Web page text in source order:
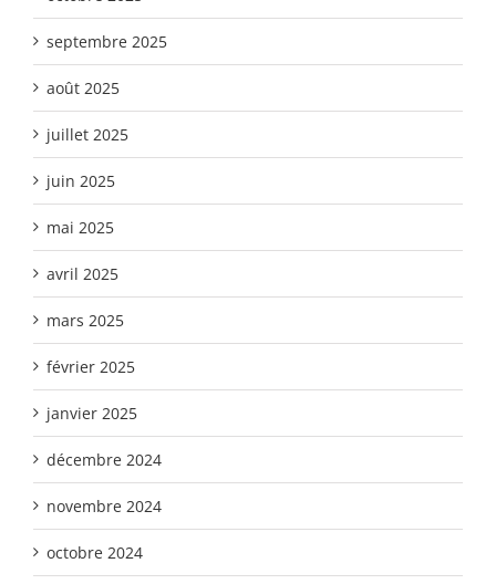
septembre 2025
août 2025
juillet 2025
juin 2025
mai 2025
avril 2025
mars 2025
février 2025
janvier 2025
décembre 2024
novembre 2024
octobre 2024